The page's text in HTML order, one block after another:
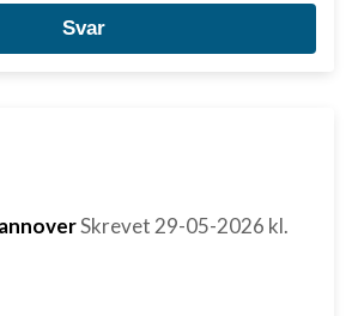
Svar
Skrevet 29-05-2026 kl.